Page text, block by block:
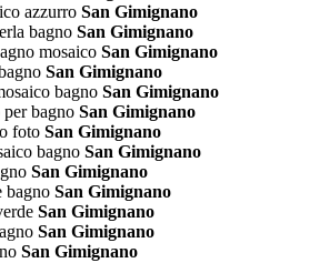
azzurro San Gimignano
bagno San Gimignano
mosaico San Gimignano
San Gimignano
bagno San Gimignano
bagno San Gimignano
foto San Gimignano
bagno San Gimignano
San Gimignano
bagno San Gimignano
San Gimignano
San Gimignano
San Gimignano